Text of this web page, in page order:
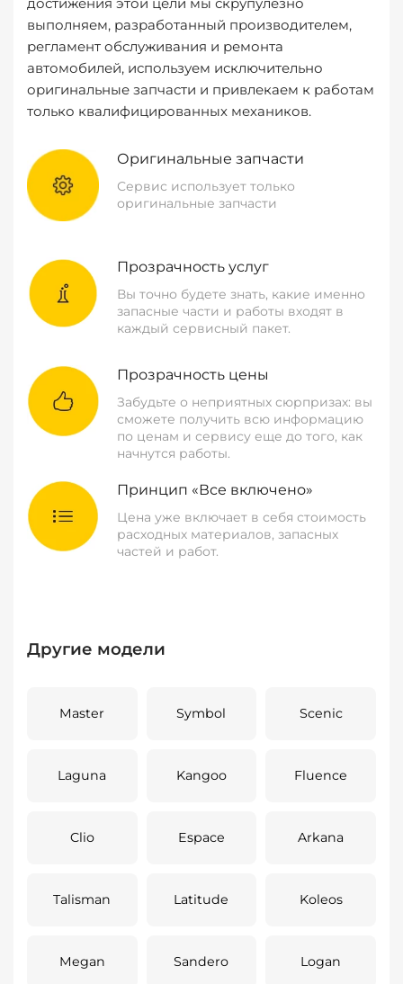
выполняем, разработанный производителем,
регламент обслуживания и ремонта
автомобилей, используем исключительно
оригинальные запчасти и привлекаем к работам
только квалифицированных механиков.
Оригинальные запчасти
Сервис использует только
оригинальные запчасти
Прозрачность услуг
Вы точно будете знать, какие именно
запасные части и работы входят в
каждый сервисный пакет.
Прозрачность цены
Забудьте о неприятных сюрпризах: вы
сможете получить всю информацию
по ценам и сервису еще до того, как
начнутся работы.
Принцип «Все включено»
Цена уже включает в себя стоимость
расходных материалов, запасных
частей и работ.
Другие модели
Master Symbol Scenic
Laguna Kangoo Fluence
Clio Espace Arkana
Talisman Latitude Koleos
Megan Sandero Logan